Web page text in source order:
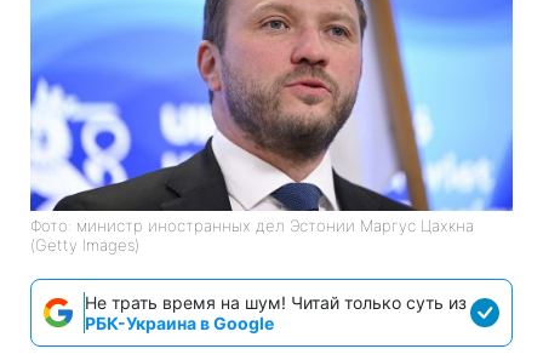
Фото: министр иностранных дел Эстонии Маргус Цахкна
(Getty Images)
Не трать время на шум! Читай только суть из
РБК-Украина в Google